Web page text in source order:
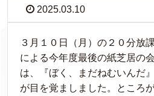
2025.03.10
３月１０日（月）の２０分放
による今年度最後の紙芝居の
は、『ぼく、まだねむいんだ
が目を覚ましました。ところ